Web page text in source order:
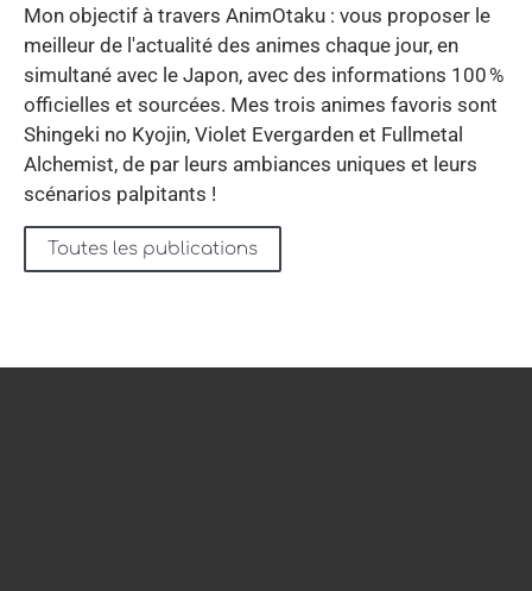
Mon objectif à travers AnimOtaku : vous proposer le
meilleur de l'actualité des animes chaque jour, en
simultané avec le Japon, avec des informations 100 %
officielles et sourcées. Mes trois animes favoris sont
Shingeki no Kyojin, Violet Evergarden et Fullmetal
Alchemist, de par leurs ambiances uniques et leurs
scénarios palpitants !
Toutes les publications